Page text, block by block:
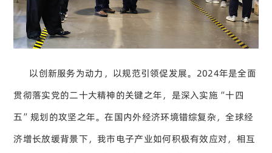
以创新服务为动力，以规范引领促发展。2024年是全面
贯彻落实党的二十大精神的关键之年，是深入实施“十四
五”规划的攻坚之年。在国内外经济环境错综复杂，全球经
济增长放缓背景下，我市电子产业如何积极有效应对，相互